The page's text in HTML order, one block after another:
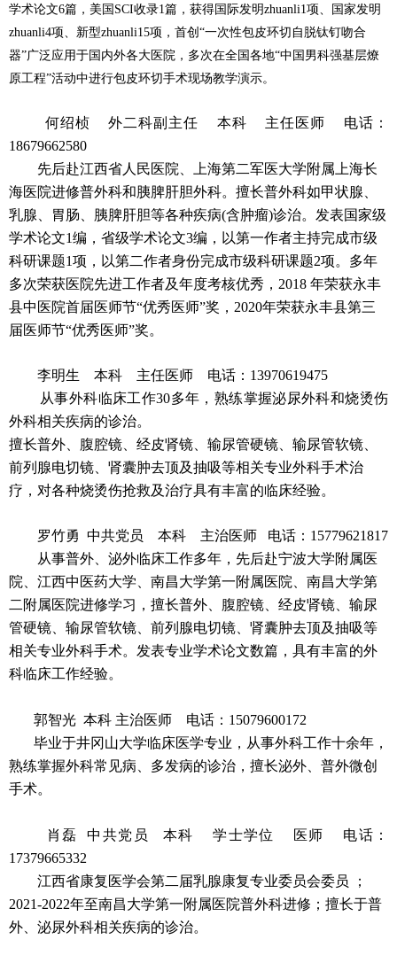
学术论文6篇，美国SCI收录1篇，获得国际发明zhuanli1项、国家发明
zhuanli4项、新型zhuanli15项，首创“一次性包皮环切自脱钛钉吻合
器”广泛应用于国内外各大医院，多次在全国各地“中国男科强基层燎
原工程”活动中进行包皮环切手术现场教学演示。
何绍桢 外二科副主任 本科 主任医师 电话：
18679662580
先后赴江西省人民医院、上海第二军医大学附属上海长
海医院进修普外科和胰脾肝胆外科。擅长普外科如甲状腺、
乳腺、胃肠、胰脾肝胆等各种疾病(含肿瘤)诊治。发表国家级
学术论文1编，省级学术论文3编，以第一作者主持完成市级
科研课题1项，以第二作者身份完成市级科研课题2项。多年
多次荣获医院先进工作者及年度考核优秀，2018 年荣获永丰
县中医院首届医师节“优秀医师”奖，2020年荣获永丰县第三
届医师节“优秀医师”奖。
李明生 本科 主任医师 电话：13970619475
从事外科临床工作30多年，熟练掌握泌尿外科和烧烫伤
外科相关疾病的诊治。
擅长普外、腹腔镜、经皮肾镜、输尿管硬镜、输尿管软镜、
前列腺电切镜、肾囊肿去顶及抽吸等相关专业外科手术治
疗，对各种烧烫伤抢救及治疗具有丰富的临床经验。
罗竹勇 中共党员 本科 主治医师 电话：15779621817
从事普外、泌外临床工作多年，先后赴宁波大学附属医
院、江西中医药大学、南昌大学第一附属医院、南昌大学第
二附属医院进修学习，擅长普外、腹腔镜、经皮肾镜、输尿
管硬镜、输尿管软镜、前列腺电切镜、肾囊肿去顶及抽吸等
相关专业外科手术。发表专业学术论文数篇，具有丰富的外
科临床工作经验。
郭智光 本科 主治医师 电话：15079600172
毕业于井冈山大学临床医学专业，从事外科工作十余年，
熟练掌握外科常见病、多发病的诊治，擅长泌外、普外微创
手术。
肖磊 中共党员 本科 学士学位 医师 电话：
17379665332
江西省康复医学会第二届乳腺康复专业委员会委员 ；
2021-2022年至南昌大学第一附属医院普外科进修；擅长于普
外、泌尿外科相关疾病的诊治。